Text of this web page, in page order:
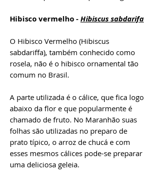
Hibisco vermelho -Hibiscus sabdarifa
O Hibisco Vermelho (Hibiscus
sabdariffa), também conhecido como
rosela, não é o hibisco ornamental tão
comum no Brasil.
A parte utilizada é o cálice, que fica logo
abaixo da flor e que popularmente é
chamado de fruto. No Maranhão suas
folhas são utilizadas no preparo de
prato típico, o arroz de chucá e com
esses mesmos cálices pode-se preparar
uma deliciosa geleia.